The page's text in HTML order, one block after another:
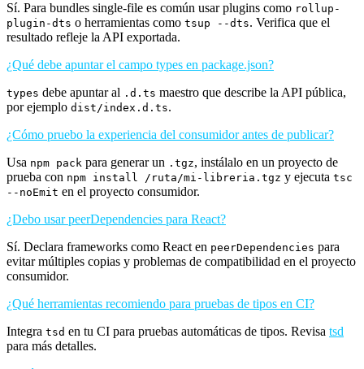
Sí. Para bundles single-file es común usar plugins como rollup-
plugin-dts o herramientas como tsup --dts. Verifica que el
resultado refleje la API exportada.
¿Qué debe apuntar el campo types en package.json?
types debe apuntar al .d.ts maestro que describe la API pública,
por ejemplo dist/index.d.ts.
¿Cómo pruebo la experiencia del consumidor antes de publicar?
Usa npm pack para generar un .tgz, instálalo en un proyecto de
prueba con npm install /ruta/mi-libreria.tgz y ejecuta tsc
--noEmit en el proyecto consumidor.
¿Debo usar peerDependencies para React?
Sí. Declara frameworks como React en peerDependencies para
evitar múltiples copias y problemas de compatibilidad en el proyecto
consumidor.
¿Qué herramientas recomiendo para pruebas de tipos en CI?
Integra tsd en tu CI para pruebas automáticas de tipos. Revisa tsd
para más detalles.